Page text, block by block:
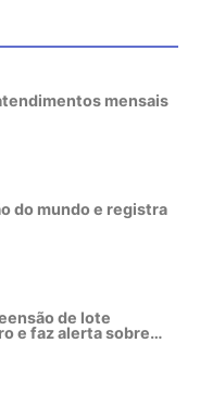
mensais
do mundo e registra
de lote
e faz alerta sobre